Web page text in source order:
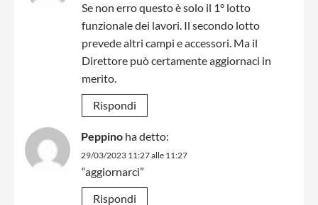
Se non erro questo è solo il 1° lotto
funzionale dei lavori. Il secondo lotto
prevede altri campi e accessori. Ma il
Direttore può certamente aggiornaci in
merito.
Rispondi
Peppino ha detto:
29/03/2023 11:27 alle 11:27
“aggiornarci”
Rispondi